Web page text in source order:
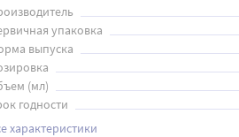
упаковка
выпуска
(мл)
годности
характеристики